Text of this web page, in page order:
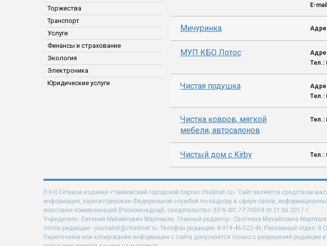
Торжества
Транспорт
Услуги
Финансы и страхование
Экология
Электроника
Юридические услуги
E-
Мичуринка
МУП КБО Лотос
Тел.:
Чистая подушка
Тел.:
Чистка ковров, мягкой
мебели, автосалонов
Тел.:
Чистый дом с Kirby Тел.:
[16+] Сетевое издание «Чайковский городской портал chaiknet.ru». Сайт является средством
информации, зарегистрирован Федеральной службой по надзору в сфере связи,
массовых коммуникаций (Роскомнадзор), свидетельство ЭЛ N ФС 77-70094 от 21.06.2017 г.
Учредитель - Евгений Михайлович Мартюшев. Главный редактор - Светлана Михайловна
почты редакции - journalist@chaiknet.ru. Телефон редакции: 8-919-46-522-46; Рекламный отдел: 8
Перепечатка или копирование информации с сайта допускается только с разрешения редакции